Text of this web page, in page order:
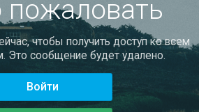
чтобы получить доступ ко всем
Это сообщение будет удалено.
Войти